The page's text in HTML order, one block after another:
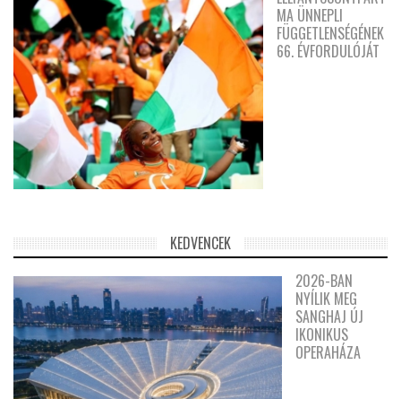
MA ÜNNEPLI
FÜGGETLENSÉGÉNEK
66. ÉVFORDULÓJÁT
KEDVENCEK
2026-BAN
NYÍLIK MEG
SANGHAJ ÚJ
IKONIKUS
OPERAHÁZA